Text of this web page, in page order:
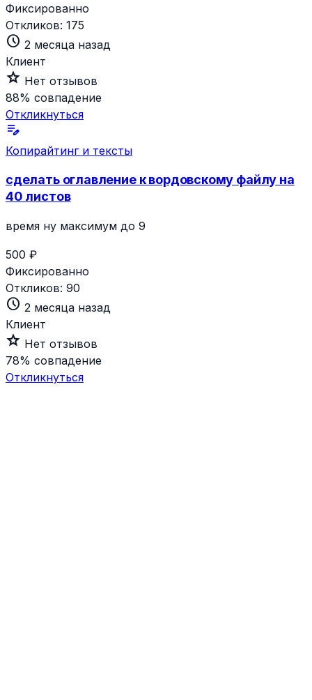
Фиксированно
Откликов: 175
schedule 2 месяца назад
Клиент
star_outline Нет отзывов
88% совпадение
Откликнуться
edit_note
Копирайтинг и тексты
сделать оглавление к вордовскому файлу на
40 листов
время ну максимум до 9
500 ₽
Фиксированно
Откликов: 90
schedule 2 месяца назад
Клиент
star_outline Нет отзывов
78% совпадение
Откликнуться